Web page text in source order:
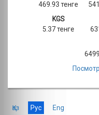
469.93 тенге
KGS
5.37 тенге
Қаз Рус Eng